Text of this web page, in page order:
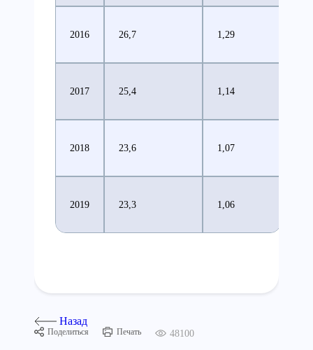
2016 26,7 1,29
2017 25,4 1,14
2018 23,6 1,07
2019 23,3 1,06
Назад
Поделиться Печать 48100